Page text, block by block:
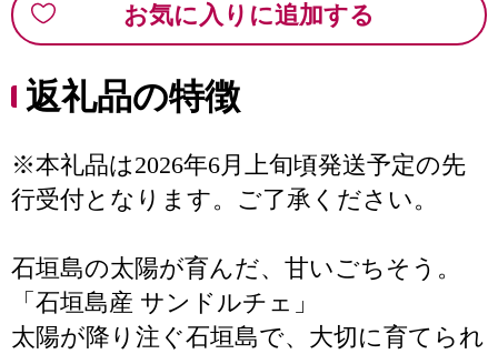
お気に入りに追加する
返礼品の特徴
※本礼品は2026年6月上旬頃発送予定の先
行受付となります。ご了承ください。
石垣島の太陽が育んだ、甘いごちそう。
「石垣島産 サンドルチェ」
太陽が降り注ぐ石垣島で、大切に育てられ